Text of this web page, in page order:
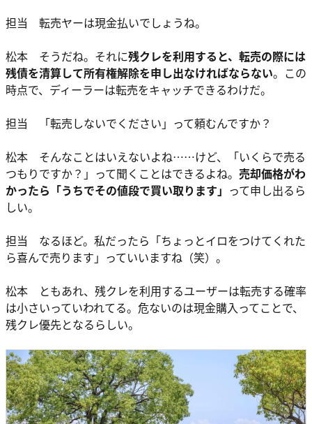
担当 転売ヤーは現金払いでしょうね。
松本 そうだね。それに残クレを利用すると、転売の際には
残債を清算して所有権解除を申し出なければならない。この
時点で、ディーラーは転売をキャッチできるわけだ。
担当 「転売しないでください」って頼むんですか？
松本 そんなことはいえないよね……けど、「いくらで売る
つもりですか？」って聞くことはできるよね。 売却価格がわ
かったら「うちでその値段で買い取ります」 って申し出るら
しい。
担当 なるほど。私だったら「ちょっとイロをつけてくれた
ら喜んで売ります」っていいますね（笑）。
松本 ともあれ、残クレを利用するユーザーは転売する確率
は小さいっていわれてる。危ないのは現金購入ってことで、
残クレ優先となるらしい。